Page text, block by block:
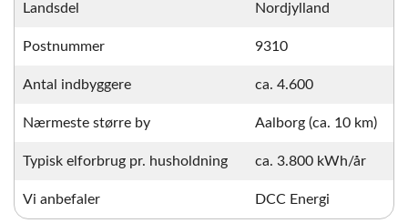
Landsdel Nordjylland
Postnummer 9310
Antal indbyggere ca. 4.600
Nærmeste større by Aalborg (ca. 10 km)
Typisk elforbrug pr. husholdning ca. 3.800 kWh/år
Vi anbefaler DCC Energi